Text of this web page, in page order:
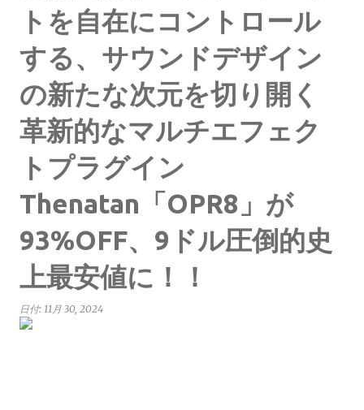
トを自在にコントロール
する、サウンドデザイン
の新たな次元を切り開く
革新的なマルチエフェク
トプラグイン
Thenatan「OPR8」が
93%OFF、9ドル圧倒的史
上最安値に！！
日付: 11月 30, 2024